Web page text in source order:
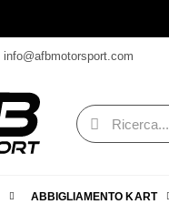
info@afbmotorsport.com
ABBIGLIAMENTO KART